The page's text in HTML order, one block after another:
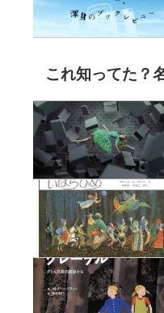
これ知ってた？